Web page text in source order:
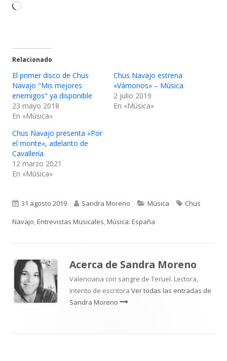
Cargando...
Relacionado
El primer disco de Chus
Navajo "Mis mejores
enemigos" ya disponible
23 mayo 2018
En «Música»
Chus Navajo estrena
«Vámonos» – Música
2 julio 2019
En «Música»
Chus Navajo presenta «Por
el monte», adelanto de
Cavallería
12 marzo 2021
En «Música»
Publicado
el
31 agosto 2019 Autor
Sandra Moreno Categorías
Música Etiquetas
Chus
Navajo,Entrevistas Musicales,Música: España
Acerca de Sandra Moreno
Valenciana con sangre de Teruel. Lectora,
intento de escritora Ver todas las entradas de
Sandra Moreno